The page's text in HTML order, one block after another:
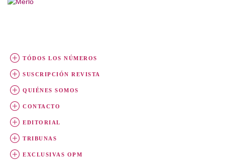
TÓDOS LOS NÚMEROS
SUSCRIPCIÓN REVISTA
QUIÉNES SOMOS
CONTACTO
EDITORIAL
TRIBUNAS
EXCLUSIVAS OPM